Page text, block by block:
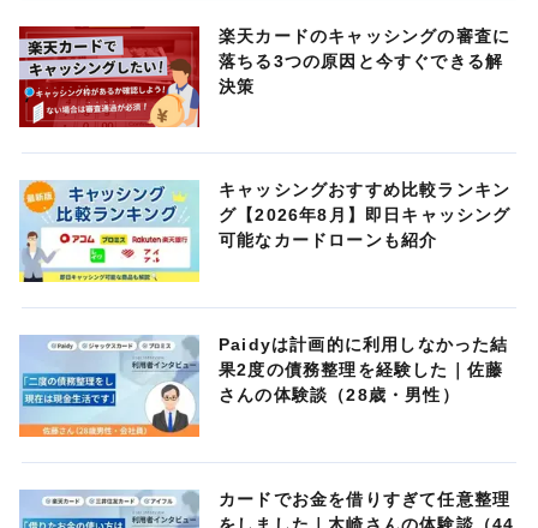
楽天カードのキャッシングの審査に
落ちる3つの原因と今すぐできる解
決策
キャッシングおすすめ比較ランキン
グ【2026年8月】即日キャッシング
可能なカードローンも紹介
Paidyは計画的に利用しなかった結
果2度の債務整理を経験した｜佐藤
さんの体験談（28歳・男性）
カードでお金を借りすぎて任意整理
をしました｜木崎さんの体験談（44